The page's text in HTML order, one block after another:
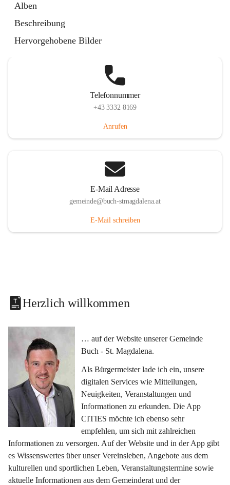
Alben
Beschreibung
Hervorgehobene Bilder
Telefonnummer
+43 3332 8169
Anrufen
E-Mail Adresse
gemeinde@buch-stmagdalena.at
E-Mail schreiben
Herzlich willkommen
… auf der Website unserer Gemeinde
Buch - St. Magdalena.
Als Bürgermeister lade ich ein, unsere
digitalen Services wie Mitteilungen,
Neuigkeiten, Veranstaltungen und
Informationen zu erkunden. Die App
CITIES möchte ich ebenso sehr
empfehlen, um sich mit zahlreichen
Informationen zu versorgen. Auf der Website und in der App gibt
es Wissenswertes über unser Vereinsleben, Angebote aus dem
kulturellen und sportlichen Leben, Veranstaltungstermine sowie
aktuelle Informationen aus dem Gemeinderat und der